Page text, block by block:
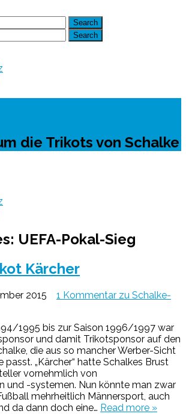
die Trikots von Schalke
UEFA-Pokal-Sieg
Kärcher
2015 1 Kommentar zu Schalke-
1995 bis zur Saison 1996/1997 war
und damit Trikotsponsor auf den
die aus so mancher Werber-Sicht
„Kärcher“ hatte Schalkes Brust
vornehmlich von
und -systemen. Nun könnte man zwar
mehrheitlich Männersport, auch
da dann doch eine… Read more »